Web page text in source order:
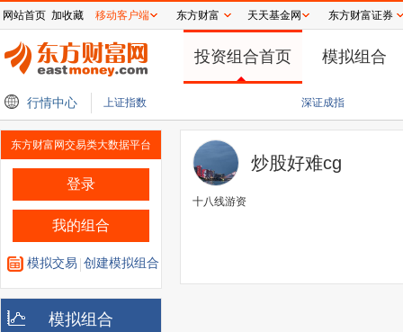
网站首页 加收藏 移动客户端 东方财富 天天基金网 东方财富证券
投资组合首页 模拟组合
行情中心 上证指数 深证成指
总 苹果智能新消息，可与阿里千问配合工作 领益智造“追光”失败 40亿元重
东方财富网交易类大数据平台
登录
我的组合
模拟交易 创建模拟组合
模拟组合
炒股好难cg
十八线游资